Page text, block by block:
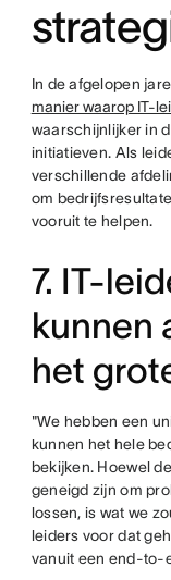
In de afgelopen
manier waarop IT-
waarschijnlijker in
initiatieven. Als
verschillende
om
vooruit te helpen.
7. IT-
kunnen
het
"We hebben een
kunnen het hele
bekijken. Hoewel
geneigd zijn om
lossen, is wat we
leiders voor dat
vanuit een end-to-